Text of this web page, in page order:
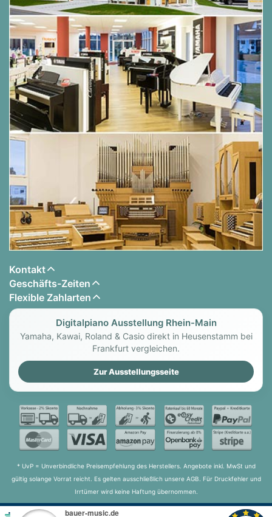
Kontakt
Geschäfts-Zeiten
Flexible Zahlarten
Digitalpiano Ausstellung Rhein-Main
Yamaha, Kawai, Roland & Casio direkt in Heusenstamm bei
Frankfurt vergleichen.
Zur Ausstellungsseite
* UvP = Unverbindliche Preisempfehlung des Herstellers. Angebote inkl. MwSt und
gültig solange Vorrat reicht. Es gelten ausschließlich unsere AGB. Für Druckfehler und
Irrtümer wird keine Haftung übernommen.